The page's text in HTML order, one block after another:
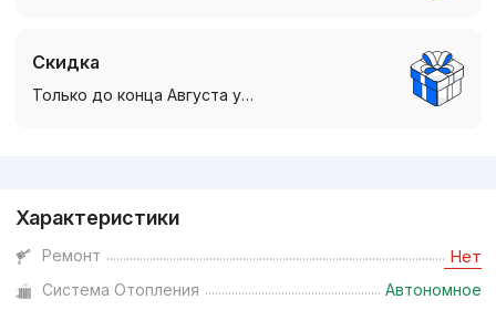
Скидка
Только до конца Августа у…
Характеристики
Ремонт Нет
Система Отопления
Автономное